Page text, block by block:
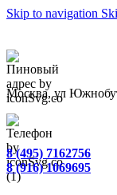
Skip to navigation
Москва, ул
8 (495) 7162756
8 (916) 1069695